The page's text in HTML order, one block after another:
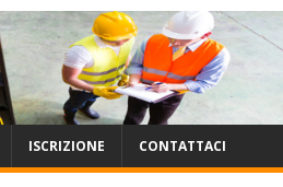
ISCRIZIONE CONTATTACI